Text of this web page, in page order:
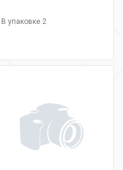
В упаковке 2